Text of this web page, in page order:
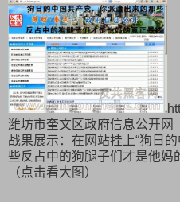
潍坊市奎文区政府信息公开网
战果展示：在网站挂上“狗日
些反占中的狗腿子们才是他妈
（点击看大图）